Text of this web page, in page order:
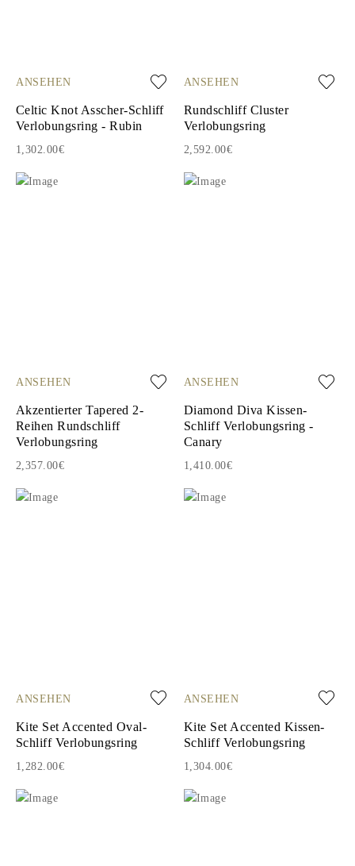
ANSEHEN
Celtic Knot Asscher-Schliff
Verlobungsring - Rubin
1,302.00€
ANSEHEN
Rundschliff Cluster
Verlobungsring
2,592.00€
ANSEHEN
Akzentierter Tapered 2-
Reihen Rundschliff
Verlobungsring
2,357.00€
ANSEHEN
Diamond Diva Kissen-
Schliff Verlobungsring -
Canary
1,410.00€
ANSEHEN
Kite Set Accented Oval-
Schliff Verlobungsring
1,282.00€
ANSEHEN
Kite Set Accented Kissen-
Schliff Verlobungsring
1,304.00€